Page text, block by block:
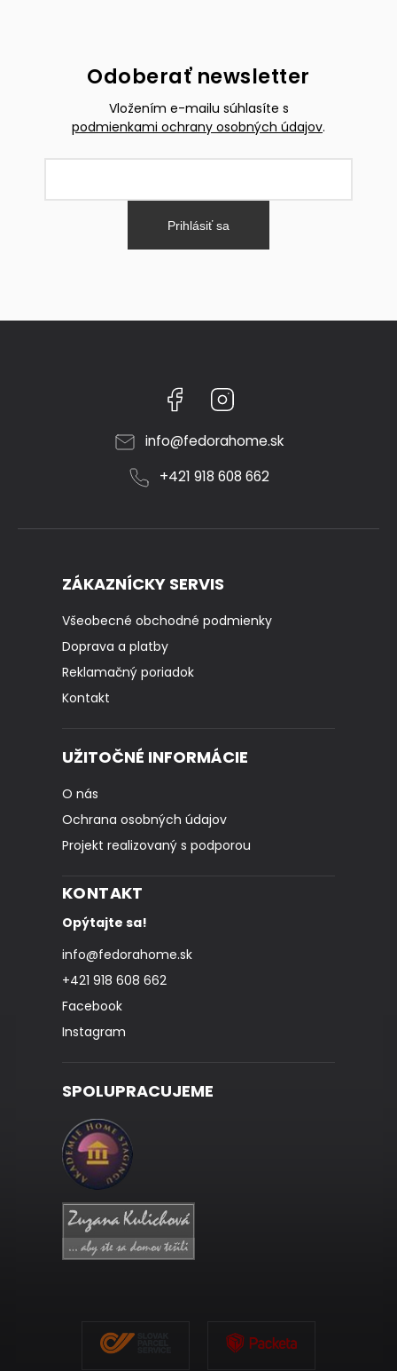
Odoberať newsletter
Vložením e-mailu súhlasíte s
podmienkami ochrany osobných údajov.
Prihlásiť sa
Facebook
info@fedorahome.sk
+421 918 608 662
ZÁKAZNÍCKY SERVIS
Všeobecné obchodné podmienky
Doprava a platby
Reklamačný poriadok
Kontakt
UŽITOČNÉ INFORMÁCIE
O nás
Ochrana osobných údajov
Projekt realizovaný s podporou
KONTAKT
Opýtajte sa!
info@fedorahome.sk
+421 918 608 662
Facebook
Instagram
SPOLUPRACUJEME